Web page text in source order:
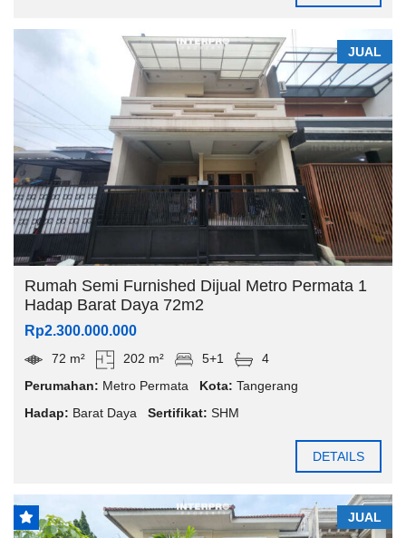
JUAL
Rumah Semi Furnished Dijual Metro Permata 1
Hadap Barat Daya 72m2
Rp2.300.000.000
72 m² 202 m² 5+1
4
Perumahan: Metro Permata Kota: Tangerang
Hadap: Barat Daya Sertifikat: SHM
DETAILS
JUAL